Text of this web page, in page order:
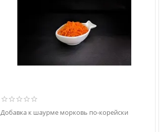
Добавка к шаурме морковь по-корейски